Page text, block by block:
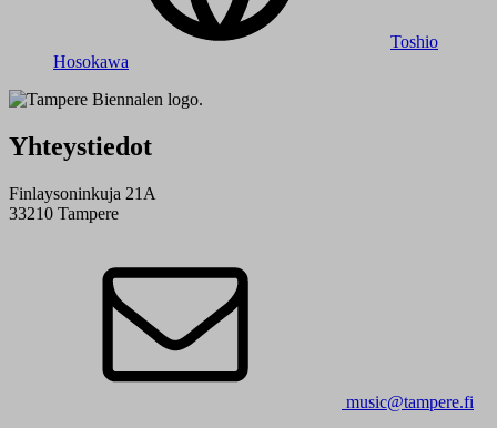
Toshio
Hosokawa
Yhteystiedot
Finlaysoninkuja 21A
33210 Tampere
music@tampere.fi